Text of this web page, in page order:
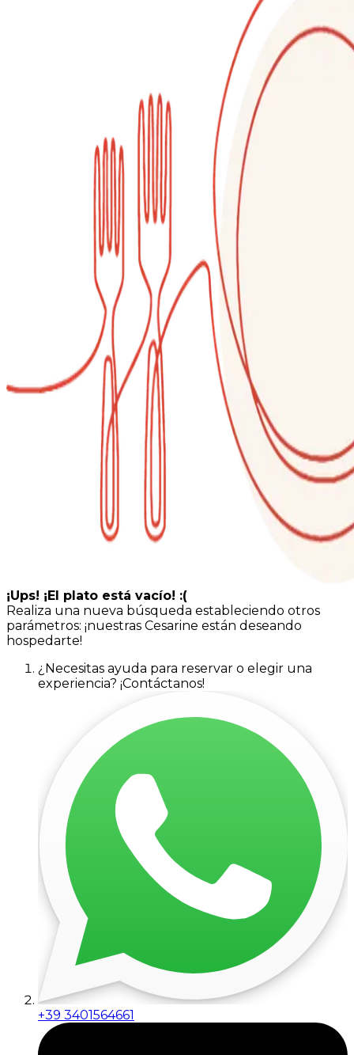
¡Ups! ¡El plato está vacío! :(
Realiza una nueva búsqueda estableciendo otros
parámetros: ¡nuestras Cesarine están deseando
hospedarte!
¿Necesitas ayuda para reservar o elegir una
experiencia? ¡Contáctanos!
+39 3401564661